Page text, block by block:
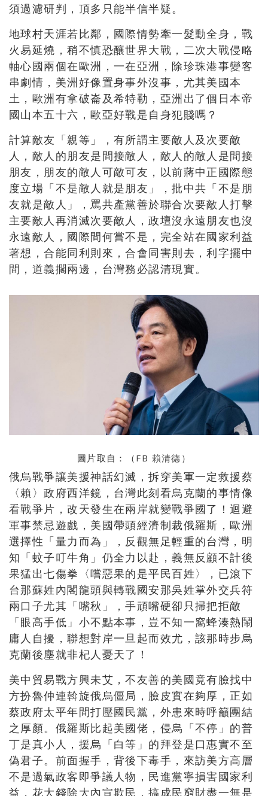
須過濾研判，頂多只能半信半疑。
地球村天涯若比鄰，國際情勢牽一髮動全身，戰
火易延燒，稍不慎恐釀世界大戰，二次大戰侵略
軸心國兩個在歐洲，一在亞洲，除珍珠港事變客
串劇情，美洲好像置身事外沒事，尤其美國本
土，歐洲有拿破崙及希特勒，亞洲出了個日本帝
國山本五十六，歐亞好戰是自身犯賤嗎？
計算敵友「親等」，有所謂主要敵人及次要敵
人，敵人的朋友是間接敵人，敵人的敵人是間接
朋友，朋友的敵人可敵可友，以前蔣中正國際態
度立場「不是敵人就是朋友」，批中共「不是朋
友就是敵人」，罵共產黨善於聯合次要敵人打擊
主要敵人再消滅次要敵人，政壇沒永遠朋友也沒
永遠敵人，國際間何嘗不是，完全站在國家利益
著想，合能同利則來，合會同害則去，利字擺中
間，道義擱兩邊，台灣務必認清現實。
圖片取自：（FB 賴清德 ）
俄烏戰爭讓美援神話幻滅，拆穿美軍一定救援蔡
〈賴〉政府西洋鏡，台灣此刻看烏克蘭的事情像
看戰爭片，改天發生在兩岸就變戰爭國了！迴避
軍事禁忌遊戲，美國帶頭經濟制裁俄羅斯，歐洲
選擇性「量力而為」，反觀無足輕重的台灣，明
知「蚊子叮牛角」仍全力以赴，義無反顧不計後
果猛出七傷拳〈嚐惡果的是平民百姓〉，已滾下
台那蘇姓內閣龍頭與轉戰國安那吳姓掌外交兵符
兩口子尤其「嘴秋」，手頑嘴硬卻只掃把拒敵
「眼高手低」小不點本事，豈不知一窩蜂湊熱鬧
庸人自擾，聯想對岸一旦起而效尤，該那時步烏
克蘭後塵就非杞人憂天了！
美中貿易戰方興未艾，不友善的美國竟有臉找中
方扮魯仲連斡旋俄烏僵局，臉皮實在夠厚，正如
蔡政府太平年間打壓國民黨，外患來時呼籲團結
之厚顏。俄羅斯比起美國佬，侵烏「不停」的普
丁是真小人，援烏「白等」的拜登是口惠實不至
偽君子。前面握手，背後下毒手，來訪美方高層
不是過氣政客即爭議人物，民進黨寧損害國家利
益，花大錢除大內宣欺民，搞成民窮財盡一無是